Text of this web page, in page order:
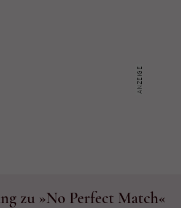
zu »No Perfect Match«